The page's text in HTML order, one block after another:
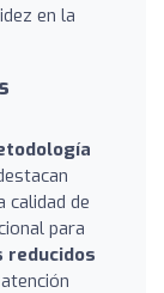
en la
calidad de
para
reducidos